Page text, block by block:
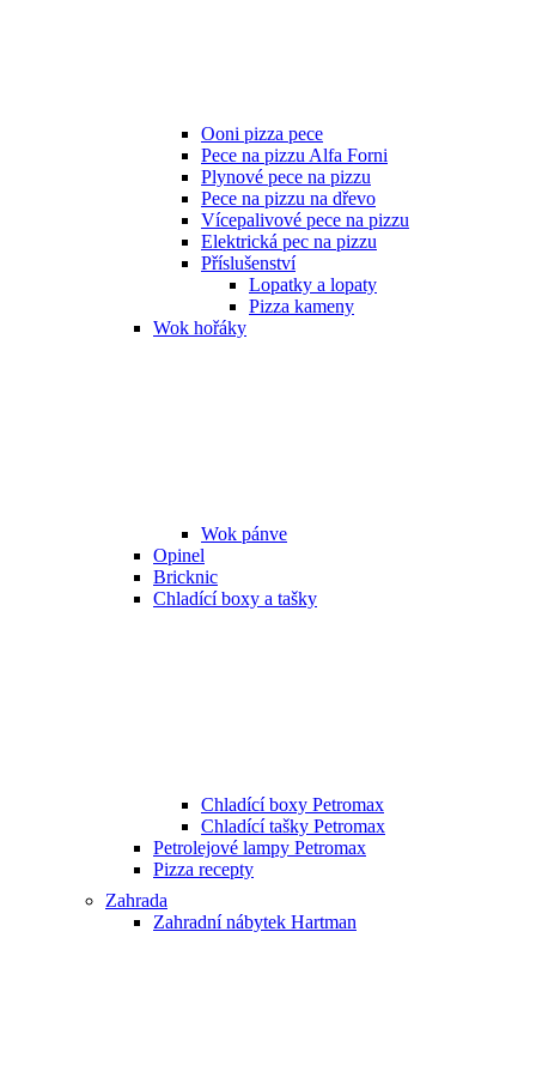
Ooni pizza pece
Pece na pizzu Alfa Forni
Plynové pece na pizzu
Pece na pizzu na dřevo
Vícepalivové pece na pizzu
Elektrická pec na pizzu
Příslušenství
Lopatky a lopaty
Pizza kameny
Wok hořáky
Wok pánve
Opinel
Bricknic
Chladící boxy a tašky
Chladící boxy Petromax
Chladící tašky Petromax
Petrolejové lampy Petromax
Pizza recepty
Zahrada
Zahradní nábytek Hartman